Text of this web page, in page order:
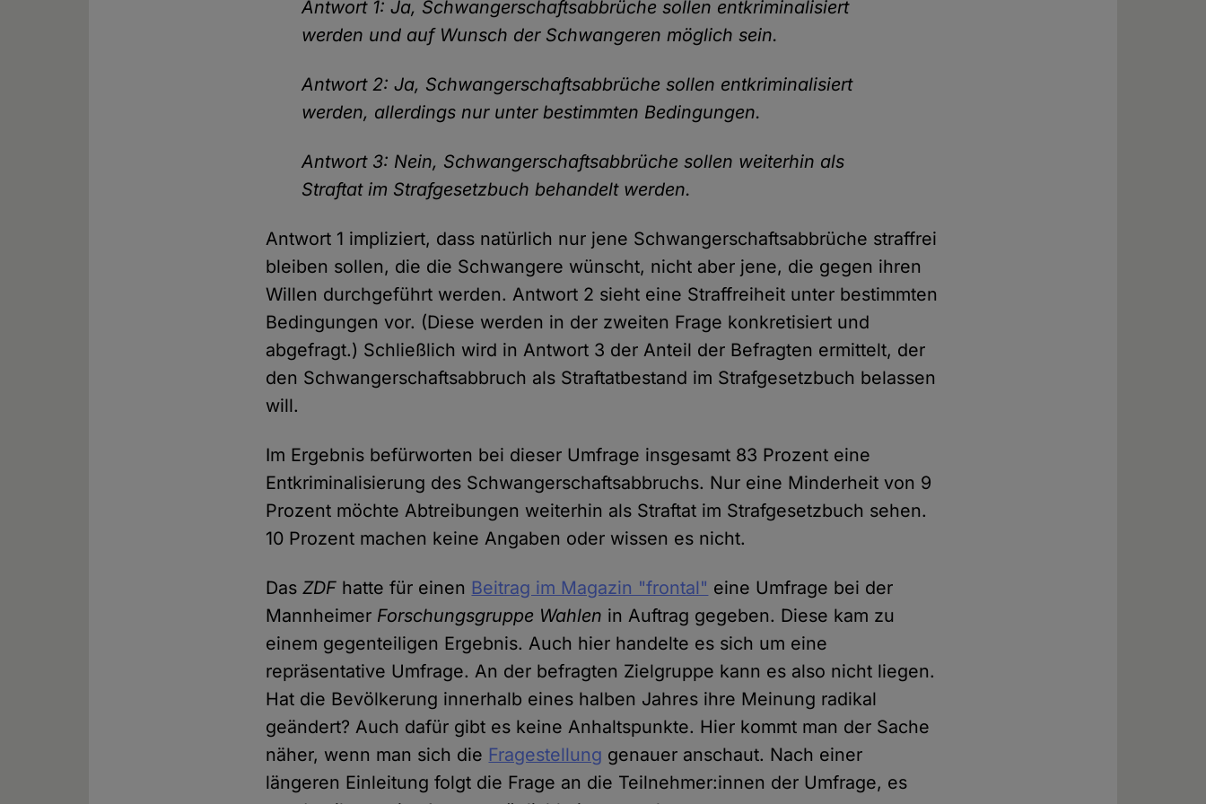
Antwort 1: Ja, Schwangerschaftsabbrüche sollen entkriminalisiert
werden und auf Wunsch der Schwangeren möglich sein.
Antwort 2: Ja, Schwangerschaftsabbrüche sollen entkriminalisiert
werden, allerdings nur unter bestimmten Bedingungen.
Antwort 3: Nein, Schwangerschaftsabbrüche sollen weiterhin als
Straftat im Strafgesetzbuch behandelt werden.
Antwort 1 impliziert, dass natürlich nur jene Schwangerschaftsabbrüche straffrei
bleiben sollen, die die Schwangere wünscht, nicht aber jene, die gegen ihren
Willen durchgeführt werden. Antwort 2 sieht eine Straffreiheit unter bestimmten
Bedingungen vor. (Diese werden in der zweiten Frage konkretisiert und
abgefragt.) Schließlich wird in Antwort 3 der Anteil der Befragten ermittelt, der
den Schwangerschaftsabbruch als Straftatbestand im Strafgesetzbuch belassen
will.
Im Ergebnis befürworten bei dieser Umfrage insgesamt 83 Prozent eine
Entkriminalisierung des Schwangerschaftsabbruchs. Nur eine Minderheit von 9
Prozent möchte Abtreibungen weiterhin als Straftat im Strafgesetzbuch sehen.
10 Prozent machen keine Angaben oder wissen es nicht.
DasZDF hatte für einen Beitrag im Magazin "frontal" eine Umfrage bei der
Mannheimer Forschungsgruppe Wahlen in Auftrag gegeben. Diese kam zu
einem gegenteiligen Ergebnis. Auch hier handelte es sich um eine
repräsentative Umfrage. An der befragten Zielgruppe kann es also nicht liegen.
Hat die Bevölkerung innerhalb eines halben Jahres ihre Meinung radikal
geändert? Auch dafür gibt es keine Anhaltspunkte. Hier kommt man der Sache
näher, wenn man sich die Fragestellung genauer anschaut. Nach einer
längeren Einleitung folgt die Frage an die Teilnehmer:innen der Umfrage, es